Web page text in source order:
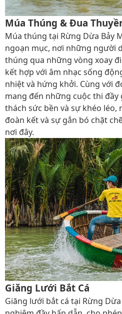
Múa Thúng & Đua
Múa thúng tại Rừng Dừa Bảy
ngoạn mục, nơi những người
thúng qua những vòng xoay
kết hợp với âm nhạc sống
nhiệt và hứng khởi. Cùng với
mang đến những cuộc thi
thách sức bền và sự khéo
đoàn kết và sự gắn bó chặt
nơi đây.
Giăng Lưới Bắt Cá
Giăng lưới bắt cá tại Rừng